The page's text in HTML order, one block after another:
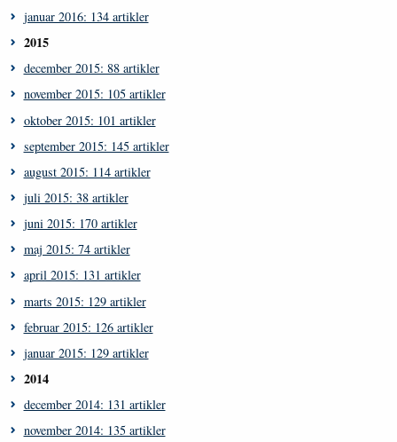
januar 2016: 134 artikler
2015
december 2015: 88 artikler
november 2015: 105 artikler
oktober 2015: 101 artikler
september 2015: 145 artikler
august 2015: 114 artikler
juli 2015: 38 artikler
juni 2015: 170 artikler
maj 2015: 74 artikler
april 2015: 131 artikler
marts 2015: 129 artikler
februar 2015: 126 artikler
januar 2015: 129 artikler
2014
december 2014: 131 artikler
november 2014: 135 artikler